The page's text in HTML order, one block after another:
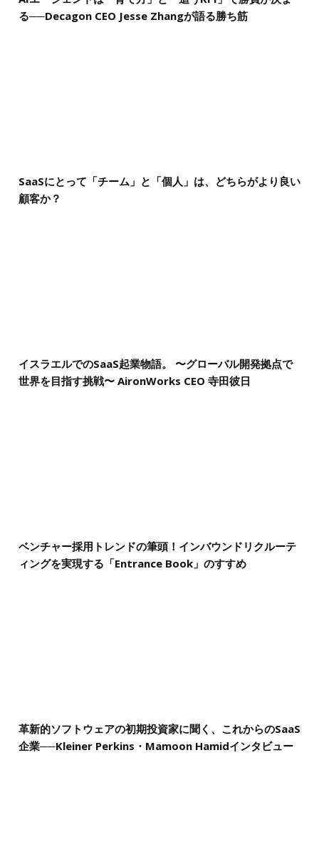
る──Decagon CEO Jesse Zhangが語る勝ち筋
SaaSにとって「チーム」と「個人」は、どちらがより良い
顧客か？
イスラエルでのSaaS起業物語。 〜グローバル開発拠点で
世界を目指す挑戦〜 AironWorks CEO 寺田彼日
ベンチャー採用トレンドの筆頭！インバウンドリクルーテ
ィングを実現する「Entrance Book」のすすめ
革新的ソフトウェアの初期投資家に聞く、これからのSaaS
企業──Kleiner Perkins・Mamoon Hamidインタビュー